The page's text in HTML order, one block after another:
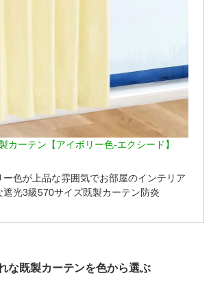
カーテン【アイボリー色-エクシード】
色が上品な雰囲気でお部屋のインテリア
遮光3級570サイズ既製カーテン防炎
な既製カーテンを色から選ぶ